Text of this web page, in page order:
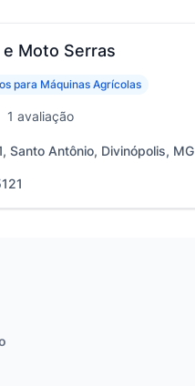
e Moto Serras
para Máquinas Agrícolas
1 avaliação
Santo Antônio, Divinópolis, MG